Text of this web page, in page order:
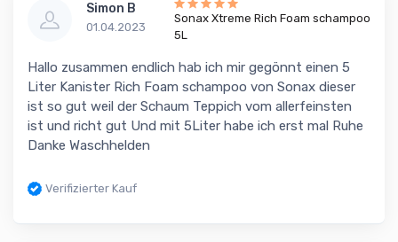
Simon B
01.04.2023
Sonax Xtreme Rich Foam schampoo
5L
Hallo zusammen endlich hab ich mir gegönnt einen 5
Liter Kanister Rich Foam schampoo von Sonax dieser
ist so gut weil der Schaum Teppich vom allerfeinsten
ist und richt gut Und mit 5Liter habe ich erst mal Ruhe
Danke Waschhelden
Verifizierter Kauf